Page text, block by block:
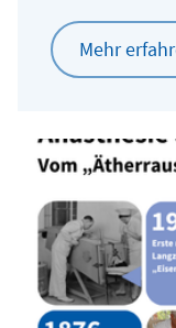
Mehr